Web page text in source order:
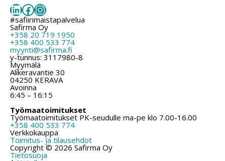
LinkedIn
Facebook
Instagram
#safiirimaistapalvelua
Safirma Oy
+358 20 719 1950
+358 400 533 774
myynti@safirma.fi
y-tunnus: 3117980-8
Myymälä
Alikeravantie 30
04250 KERAVA
Avoinna
6:45 – 16:15
Työmaatoimitukset
Työmaatoimitukset PK-seudulle ma-pe klo 7.00-16.00
+358 400 533 774
Verkkokauppa
Toimitus- ja tilausehdot
Copyright © 2026 Safirma Oy
Tietosuoja